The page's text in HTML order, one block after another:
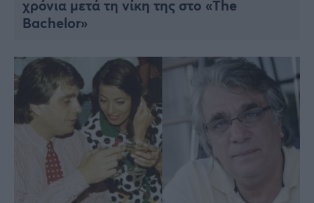
χρόνια μετά τη νίκη της στο «The
Bachelor»